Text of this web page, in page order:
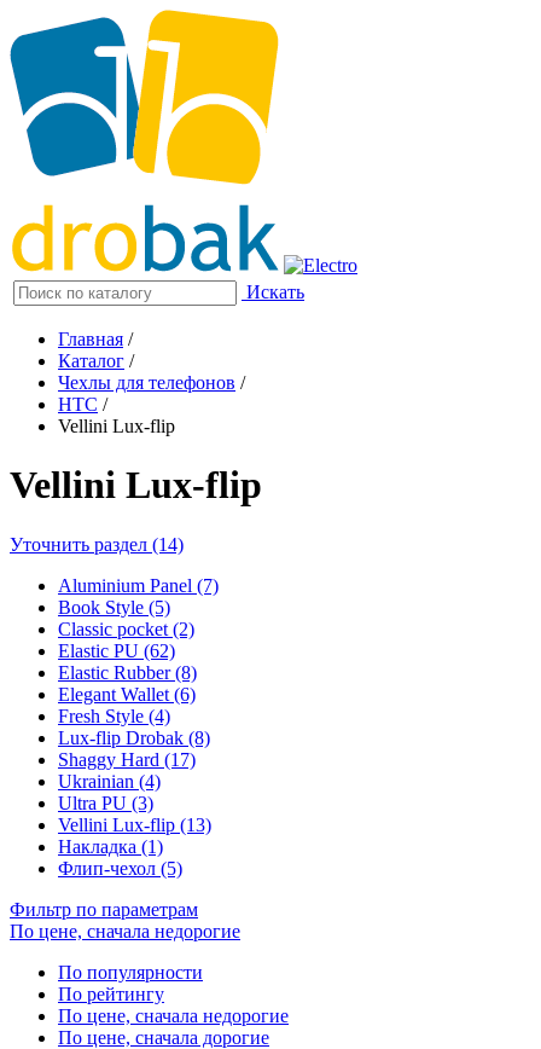
Искать
Главная /
Каталог /
Чехлы для телефонов /
HTC /
Vellini Lux-flip
Vellini Lux-flip
Уточнить раздел (14)
Aluminium Panel (7)
Book Style (5)
Classic pocket (2)
Elastic PU (62)
Elastic Rubber (8)
Elegant Wallet (6)
Fresh Style (4)
Lux-flip Drobak (8)
Shaggy Hard (17)
Ukrainian (4)
Ultra PU (3)
Vellini Lux-flip (13)
Накладка (1)
Флип-чехол (5)
Фильтр по параметрам
По цене, сначала недорогие
По популярности
По рейтингу
По цене, сначала недорогие
По цене, сначала дорогие